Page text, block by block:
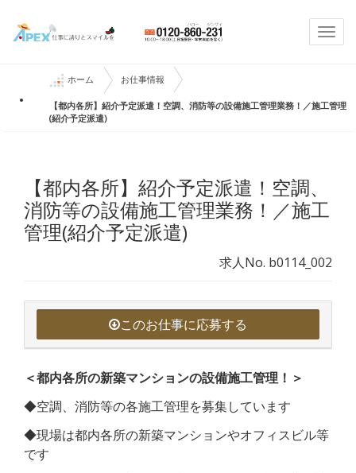
ホーム お仕事情報
【都内各所】紹介予定派遣！空調、消防等の設備施工管理業務！／施工管理
(紹介予定派遣)
【都内各所】紹介予定派遣！空調、
消防等の設備施工管理業務！／施工
管理(紹介予定派遣)
求人No. b0114_002
このお仕事に応募する
＜都内各所の新築マンションの設備施工管理！＞
◆空調、消防等の各施工管理を募集しています
◆現場は都内各所の新築マンションやオフィスビル等
です